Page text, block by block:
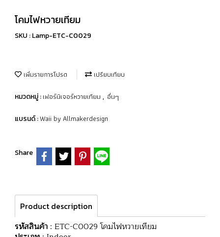
โคมไฟหวายเทียม
SKU : Lamp-ETC-C0029
เพิ่มรายการโปรด เปรียบเทียบ
หมวดหมู่ :เฟอร์นิเจอร์หวายเทียม , อื่นๆ
แบรนด์ :Waii by Allmakerdesign
Share
Product description
รหัสสินค้า : ETC-C0029 โคมไฟหวายเทียม